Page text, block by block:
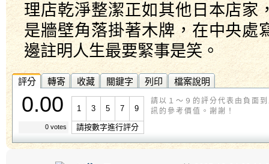
理店乾淨整潔正如其他日本店家
是牆壁角落掛著木牌，在中央處
邊註明人生最要緊事是笑。
評分 轉寄 收藏 關鍵字 列印 檔案說明
0.00
0 votes
1 3 5 7 9
請按數字進行評分
請以１～９的評分代表由負面
訊的參考價值。謝謝！